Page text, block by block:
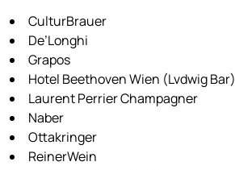
CulturBrauer
De’Longhi
Grapos
Hotel Beethoven Wien (Lvdwig Bar)
Laurent Perrier Champagner
Naber
Ottakringer
ReinerWein